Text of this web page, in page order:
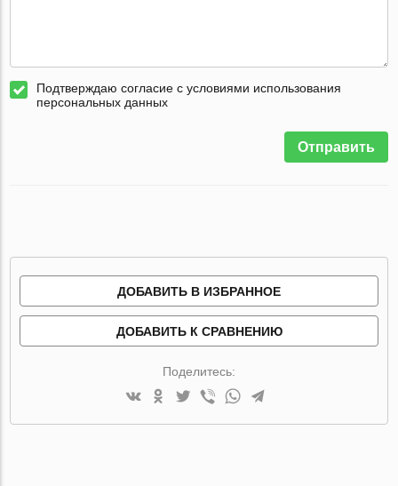
Подтверждаю согласие с условиями использования
персональных данных
Отправить
ДОБАВИТЬ В ИЗБРАННОЕ
ДОБАВИТЬ К СРАВНЕНИЮ
Поделитесь: